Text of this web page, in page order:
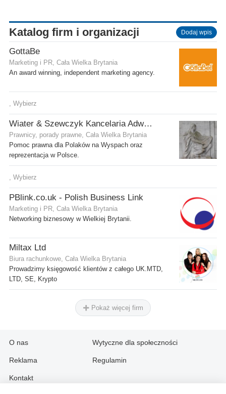
Katalog firm i organizacji Dodaj wpis
GottaBe
Marketing i PR, Cała Wielka Brytania
An award winning, independent marketing agency.
, Wybierz
Wiater & Szewczyk Kancelaria Adwokacka
Prawnicy, porady prawne, Cała Wielka Brytania
Pomoc prawna dla Polaków na Wyspach oraz
reprezentacja w Polsce.
, Wybierz
PBlink.co.uk - Polish Business Link
Marketing i PR, Cała Wielka Brytania
Networking biznesowy w Wielkiej Brytanii.
Miltax Ltd
Biura rachunkowe, Cała Wielka Brytania
Prowadzimy księgowość klientów z całego UK.MTD,
LTD, SE, Krypto
Pokaż więcej firm
O nas
Reklama
Kontakt
Wytyczne dla społeczności
Regulamin